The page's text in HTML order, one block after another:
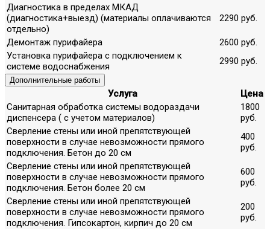
Диагностика в пределах МКАД
(диагностика+выезд) (материалы оплачиваются
отдельно)
2290 руб.
Демонтаж пурифайера
2600 руб.
Установка пурифайера с подключением к
системе водоснабжения
2990 руб.
Дополнительные работы
Услуга
Цена
Санитарная обработка системы водораздачи
диспенсера ( с учетом материалов)
1800
руб.
Сверление стены или иной препятствующей
поверхности в случае невозможности прямого
подключения. Бетон до 20 см
400
руб.
Сверление стены или иной препятствующей
поверхности в случае невозможности прямого
подключения. Бетон более 20 см
600
руб.
Сверление стены или иной препятствующей
поверхности в случае невозможности прямого
подключения. Гипсокартон, кирпич до 20 см
200
руб.